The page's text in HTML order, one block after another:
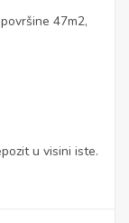
47m2,
u visini iste.